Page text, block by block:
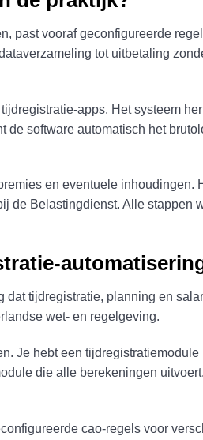
past vooraf geconfigureerde
tot uitbetaling
apps. Het systeem
software automatisch het
en eventuele inhoudingen.
de Belastingdienst. Alle stappen
tijdregistratie, planning en
wet- en regelgeving.
Je hebt een
die alle berekeningen
cao-regels voor